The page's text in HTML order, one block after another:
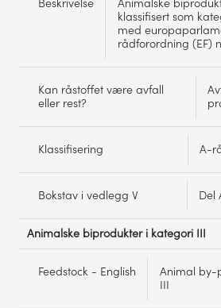
Beskrivelse
Animalske
klassifisert som
med
rådforordning (EF)
Kan råstoffet være avfall
eller rest?
Klassifisering A-
Bokstav i vedlegg V Del
Animalske biprodukter i kategori III
Feedstock - English
Animal by-
III